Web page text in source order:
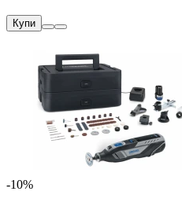
Купи
-10%